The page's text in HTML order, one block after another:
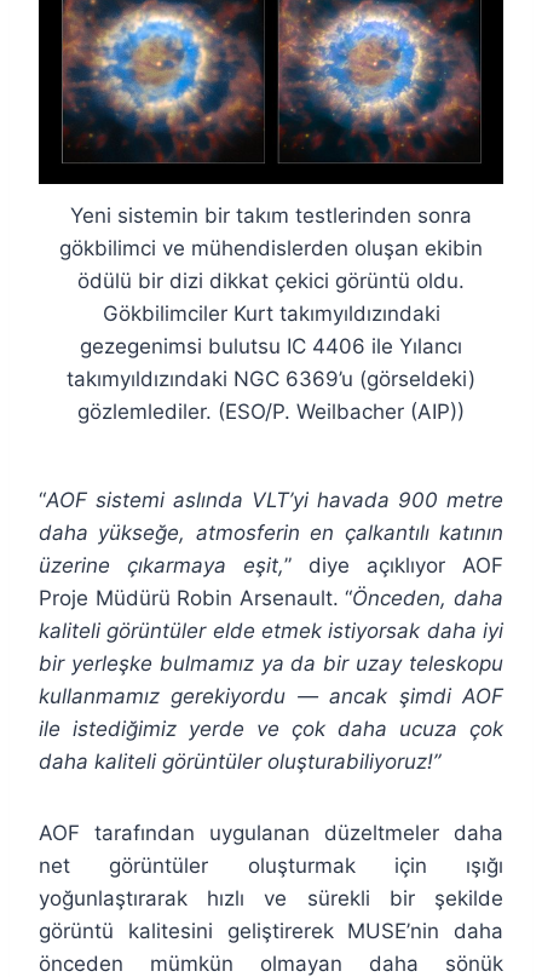
Yeni sistemin bir takım testlerinden sonra
gökbilimci ve mühendislerden oluşan ekibin
ödülü bir dizi dikkat çekici görüntü oldu.
Gökbilimciler Kurt takımyıldızındaki
gezegenimsi bulutsu IC 4406 ile Yılancı
takımyıldızındaki NGC 6369’u (görseldeki)
gözlemlediler. (ESO/P. Weilbacher (AIP))
“AOF sistemi aslında VLT’yi havada 900 metre
daha yükseğe, atmosferin en çalkantılı katının
üzerine çıkarmaya eşit,” diye açıklıyor AOF
Proje Müdürü Robin Arsenault. “Önceden, daha
kaliteli görüntüler elde etmek istiyorsak daha iyi
bir yerleşke bulmamız ya da bir uzay teleskopu
kullanmamız gerekiyordu — ancak şimdi AOF
ile istediğimiz yerde ve çok daha ucuza çok
daha kaliteli görüntüler oluşturabiliyoruz!”
AOF tarafından uygulanan düzeltmeler daha
net görüntüler oluşturmak için ışığı
yoğunlaştırarak hızlı ve sürekli bir şekilde
görüntü kalitesini geliştirerek MUSE’nin daha
önceden mümkün olmayan daha sönük